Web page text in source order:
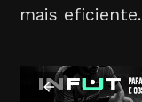
mais eficiente.